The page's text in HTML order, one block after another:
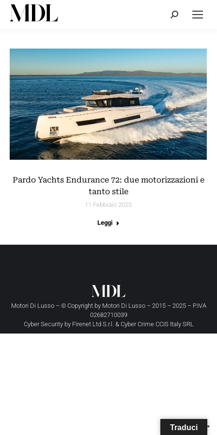
Cerca:
Pardo Yachts Endurance 72: due motorizzazioni e
tanto stile
11 Febbraio 2025
Leggi
Motori Di Lusso – © Copyright by Motori Di Lusso– 2015 – 2025 – P.IVA
02682710039
Cyber Security by Firenet Ltd S.r.l. & Cyber Crime CCIS Italy SRL
Traduci